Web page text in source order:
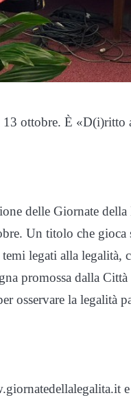
ottobre. È «D(i)ritto
delle Giornate
Un titolo che
legati alla
promossa dalla
osservare la legalità